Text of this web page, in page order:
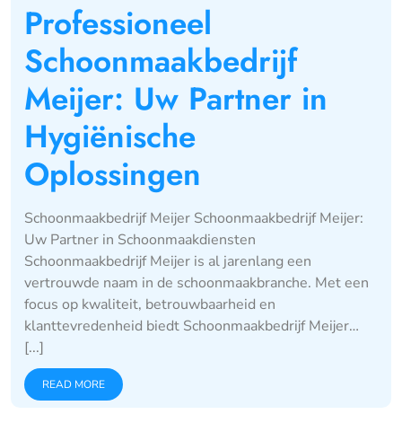
Professioneel
Schoonmaakbedrijf
Meijer: Uw Partner in
Hygiënische
Oplossingen
Schoonmaakbedrijf Meijer Schoonmaakbedrijf Meijer:
Uw Partner in Schoonmaakdiensten
Schoonmaakbedrijf Meijer is al jarenlang een
vertrouwde naam in de schoonmaakbranche. Met een
focus op kwaliteit, betrouwbaarheid en
klanttevredenheid biedt Schoonmaakbedrijf Meijer…
[...]
READ MORE